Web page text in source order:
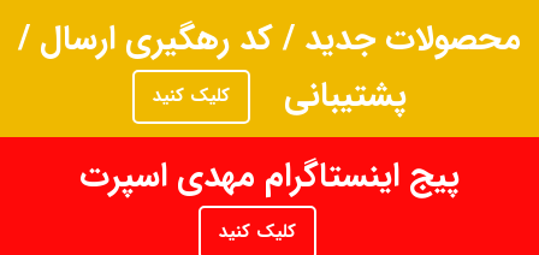
محصولات جدید / کد رهگیری ارسال /
پشتیبانی
کلیک کنید
پیج اینستاگرام مهدی اسپرت
کلیک کنید